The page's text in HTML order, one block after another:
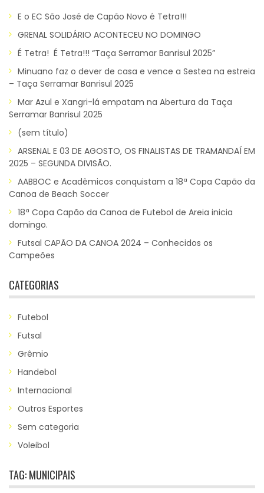
E o EC São José de Capão Novo é Tetra!!!
GRENAL SOLIDÁRIO ACONTECEU NO DOMINGO
É Tetra! É Tetra!!! “Taça Serramar Banrisul 2025”
Minuano faz o dever de casa e vence a Sestea na estreia
– Taça Serramar Banrisul 2025
Mar Azul e Xangri-lá empatam na Abertura da Taça
Serramar Banrisul 2025
(sem título)
ARSENAL E 03 DE AGOSTO, OS FINALISTAS DE TRAMANDAÍ EM
2025 – SEGUNDA DIVISÃO.
AABBOC e Acadêmicos conquistam a 18ª Copa Capão da
Canoa de Beach Soccer
18ª Copa Capão da Canoa de Futebol de Areia inicia
domingo.
Futsal CAPÃO DA CANOA 2024 – Conhecidos os
Campeões
CATEGORIAS
Futebol
Futsal
Grêmio
Handebol
Internacional
Outros Esportes
Sem categoria
Voleibol
TAG:MUNICIPAIS